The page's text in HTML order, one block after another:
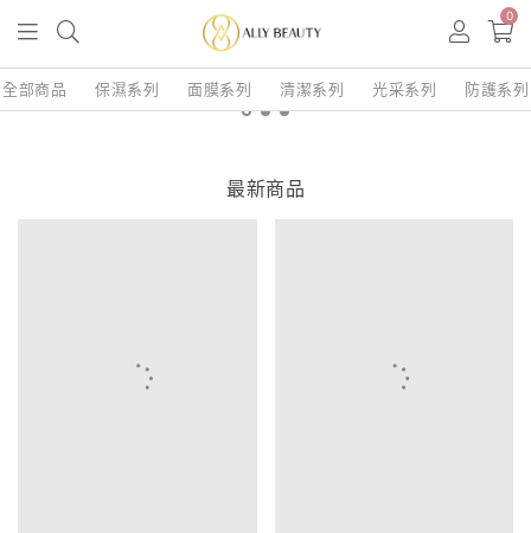
0
全部商品 保濕系列 面膜系列 清潔系列 光采系列 防護系列
最新商品